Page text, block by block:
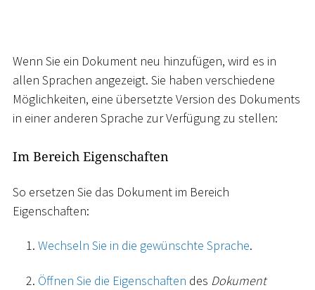
Wenn Sie ein Dokument neu hinzufügen, wird es in
allen Sprachen angezeigt. Sie haben verschiedene
Möglichkeiten, eine übersetzte Version des Dokuments
in einer anderen Sprache zur Verfügung zu stellen:
Im Bereich Eigenschaften
So ersetzen Sie das Dokument im Bereich
Eigenschaften:
Wechseln Sie in die gewünschte Sprache.
Öffnen Sie die Eigenschaften des Dokument